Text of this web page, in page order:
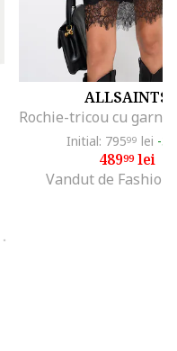
ALLSAINTS
Initial: 79599 lei -
48999lei
Vandut de Fashion